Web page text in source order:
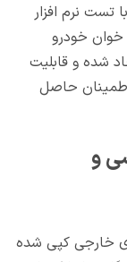
تست نرم افزار
خوان خودرو
شده و قابلیت
حاصل
و
خارجی کپی شده